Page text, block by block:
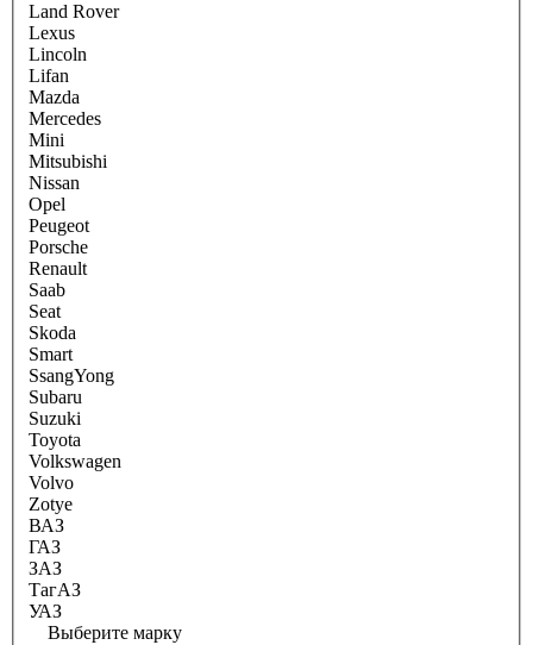
Land Rover
Lexus
Lincoln
Lifan
Mazda
Mercedes
Mini
Mitsubishi
Nissan
Opel
Peugeot
Porsche
Renault
Saab
Seat
Skoda
Smart
SsangYong
Subaru
Suzuki
Toyota
Volkswagen
Volvo
Zotye
ВАЗ
ГАЗ
ЗАЗ
ТагАЗ
УАЗ
Выберите марку